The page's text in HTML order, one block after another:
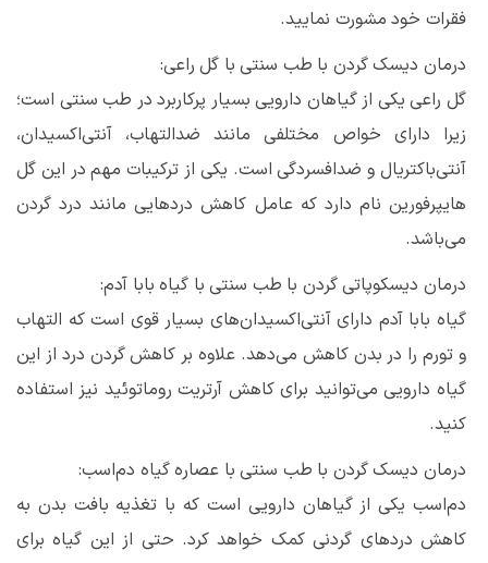
فقرات خود مشورت نمایید.
درمان دیسک گردن با طب سنتی با گل راعی:
گل راعی یکی از گیاهان دارویی بسیار پرکاربرد در طب سنتی است؛
زیرا دارای خواص مختلفی مانند ضدالتهاب، آنتی‌اکسیدان،
آنتی‌باکتریال و ضدافسردگی است. یکی از ترکیبات مهم در این گل
هایپرفورین نام دارد که عامل کاهش دردهایی مانند درد گردن
می‌باشد.
درمان دیسکوپاتی گردن با طب سنتی با گیاه بابا آدم:
گیاه بابا آدم دارای آنتی‌اکسیدان‌های بسیار قوی است که التهاب
و تورم را در بدن کاهش می‌دهد. علاوه بر کاهش گردن درد از این
گیاه دارویی می‌توانید برای کاهش آرتریت روماتوئید نیز استفاده
کنید.
درمان دیسک گردن با طب سنتی با عصاره گیاه دم‌اسب:
دم‌اسب یکی از گیاهان دارویی است که با تغذیه بافت بدن به
کاهش دردهای گردنی کمک خواهد کرد. حتی از این گیاه برای